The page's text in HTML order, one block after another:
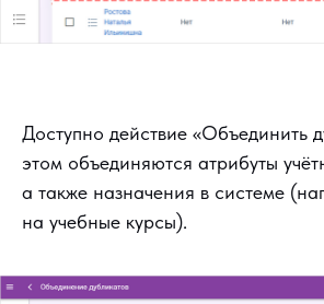
Доступно действие «Объединить
этом объединяются атрибуты
а также назначения в системе
на учебные курсы).